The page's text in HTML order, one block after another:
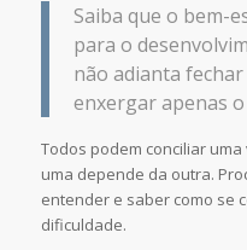
Saiba que o bem-
para o
não adianta
enxergar apenas
Todos podem conciliar
uma depende da outra.
entender e saber como se
dificuldade.